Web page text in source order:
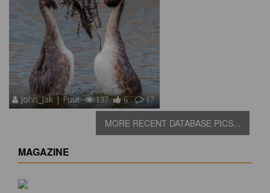
John_Jak | Fuut 137 6 17
MORE RECENT DATABASE PICS...
MAGAZINE